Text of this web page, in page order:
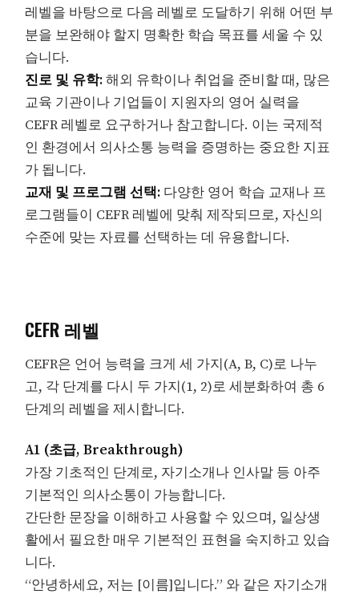
레벨을 바탕으로 다음 레벨로 도달하기 위해 어떤 부
분을 보완해야 할지 명확한 학습 목표를 세울 수 있
습니다.
진로 및 유학:해외 유학이나 취업을 준비할 때, 많은
교육 기관이나 기업들이 지원자의 영어 실력을
CEFR 레벨로 요구하거나 참고합니다. 이는 국제적
인 환경에서 의사소통 능력을 증명하는 중요한 지표
가 됩니다.
교재 및 프로그램 선택: 다양한 영어 학습 교재나 프
로그램들이 CEFR 레벨에 맞춰 제작되므로, 자신의
수준에 맞는 자료를 선택하는 데 유용합니다.
CEFR 레벨
CEFR은 언어 능력을 크게 세 가지(A, B, C)로 나누
고, 각 단계를 다시 두 가지(1, 2)로 세분화하여 총 6
단계의 레벨을 제시합니다.
A1 (초급, Breakthrough)
가장 기초적인 단계로, 자기소개나 인사말 등 아주
기본적인 의사소통이 가능합니다.
간단한 문장을 이해하고 사용할 수 있으며, 일상생
활에서 필요한 매우 기본적인 표현을 숙지하고 있습
니다.
“안녕하세요, 저는 [이름]입니다.” 와 같은 자기소개